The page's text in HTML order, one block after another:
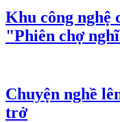
Khu công nghệ
"Phiên chợ
Chuyện nghề
trở